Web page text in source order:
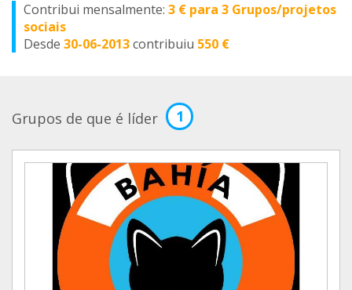
Contribui mensalmente: 3 € para 3 Grupos/projetos
sociais
Desde 30-06-2013contribuiu 550 €
Grupos de que é líder 1